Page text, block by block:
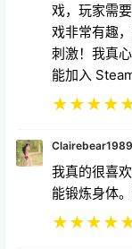
戏，玩家需
戏非常有趣
刺激！我真
能加入
★★★★
我真的很喜
能锻炼身体
★★★★